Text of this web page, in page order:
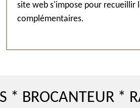
site web s'impose pour recueillir
complémentaires.
*